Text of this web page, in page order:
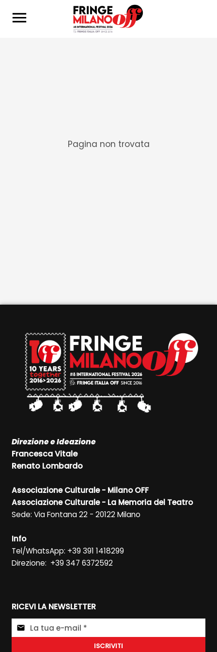
Pagina non trovata
Direzione e Ideazione
Francesca Vitale
Renato Lombardo
Associazione Culturale - Milano OFF
Associazione Culturale - La Memoria del Teatro
Sede: Via Fontana 22 - 20122 Milano
Info
Tel/WhatsApp: +39 391 1418299
Direzione: +39 347 6372592
RICEVI LA NEWSLETTER
ISCRIVITI